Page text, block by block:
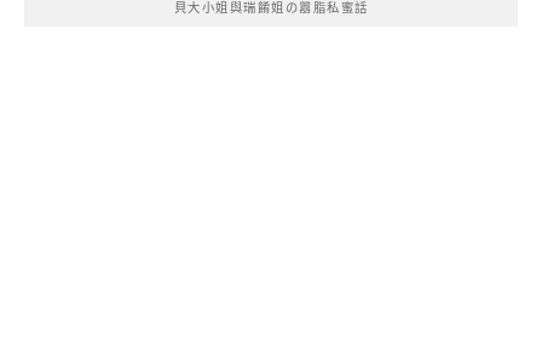
貝大小姐與瑞餚姐の囂脂私蜜話